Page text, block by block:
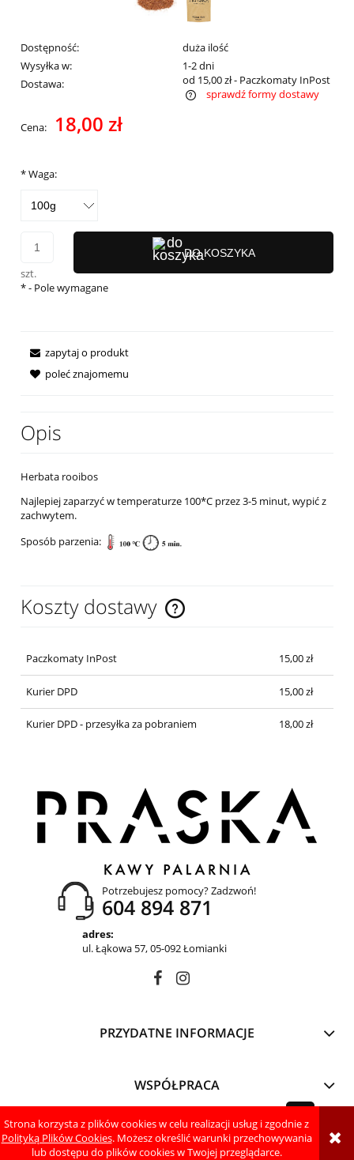
Strona korzysta z plików cookies w celu realizacji usług i zgodnie z
Polityką Plików Cookies. Możesz określić warunki przechowywania
lub dostępu do plików cookies w Twojej przeglądarce.
Dostępność:
duża ilość
Wysyłka w:
1-2 dni
Dostawa:
od 15,00 zł- Paczkomaty InPost
sprawdź formy dostawy
Cena: 18,00 zł
*Waga:
szt.
DO KOSZYKA
*- Pole wymagane
zapytaj o produkt
poleć znajomemu
Opis
Herbata rooibos
Najlepiej zaparzyć w temperaturze 100*C przez 3-5 minut, wypić z
zachwytem.
Sposób parzenia:
Koszty dostawy
Cena nie zawiera ewentualnych kosztów płatności
Paczkomaty InPost 15,00 zł
Kurier DPD 15,00 zł
Kurier DPD - przesyłka za pobraniem 18,00 zł
Potrzebujesz pomocy? Zadzwoń!
604 894 871
adres:
ul. Łąkowa 57, 05-092 Łomianki
PRZYDATNE INFORMACJE
WSPÓŁPRACA
pokaż pełną wersję strony